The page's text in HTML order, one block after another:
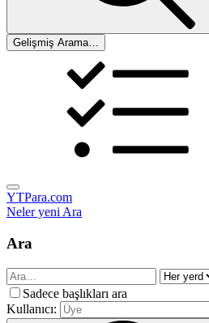
Gelişmiş Arama…
YTPara.com
Neler yeniAra
Ara
Sadece başlıkları ara
Kullanıcı: